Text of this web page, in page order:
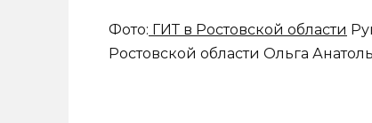
Фото: ГИТ в Ростовской области
Ростовской области Ольга